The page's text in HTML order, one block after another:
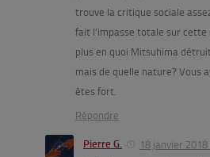
trouve la critique sociale
fait l’impasse totale sur cette
plus en quoi Mitsuhima
mais de quelle nature? Vous
êtes fort.
Répondre
Pierre G.
18 janvier